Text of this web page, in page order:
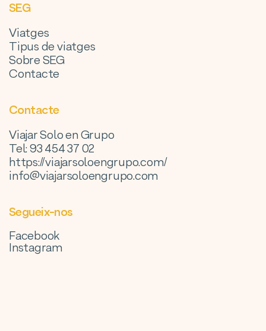
SEG
Viatges
Tipus de viatges
Sobre SEG
Contacte
Contacte
Viajar Solo en Grupo
Tel: 93 454 37 02
https://viajarsoloengrupo.com/
info@viajarsoloengrupo.com
Segueix-nos
Facebook
Instagram